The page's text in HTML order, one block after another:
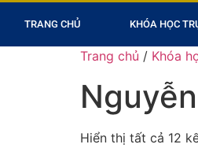
TRANG CHỦ KHÓA HỌC
Trang chủ / Khóa
Hiển thị tất cả 12